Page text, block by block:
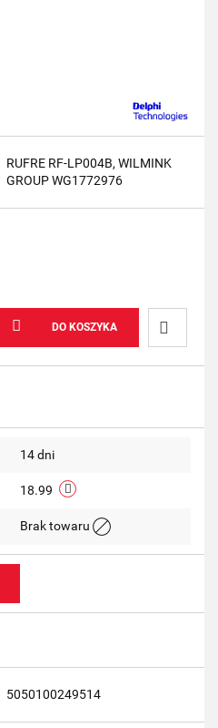
RUFRE RF-LP004B, WILMINK
GROUP WG1772976
DO KOSZYKA
Do
14 dni
18.99
Brak towaru
5050100249514